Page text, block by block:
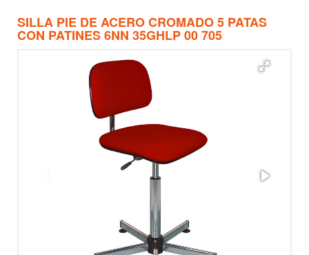
SILLA PIE DE ACERO CROMADO 5 PATAS
CON PATINES 6NN 35GHLP 00 705